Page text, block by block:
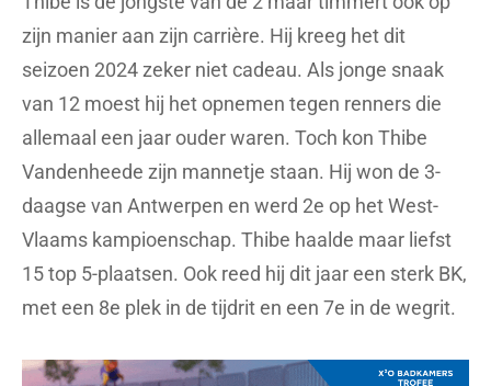
zijn manier aan zijn carrière. Hij kreeg het dit
seizoen 2024 zeker niet cadeau. Als jonge snaak
van 12 moest hij het opnemen tegen renners die
allemaal een jaar ouder waren. Toch kon Thibe
Vandenheede zijn mannetje staan. Hij won de 3-
daagse van Antwerpen en werd 2e op het West-
Vlaams kampioenschap. Thibe haalde maar liefst
15 top 5-plaatsen. Ook reed hij dit jaar een sterk BK,
met een 8e plek in de tijdrit en een 7e in de wegrit.